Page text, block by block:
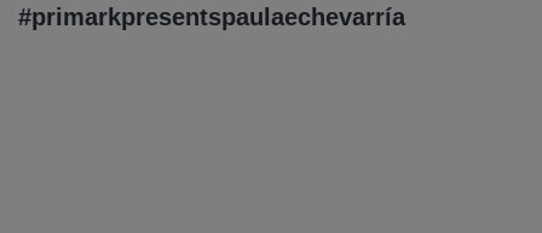
#primarkpresentspaulaechevarría